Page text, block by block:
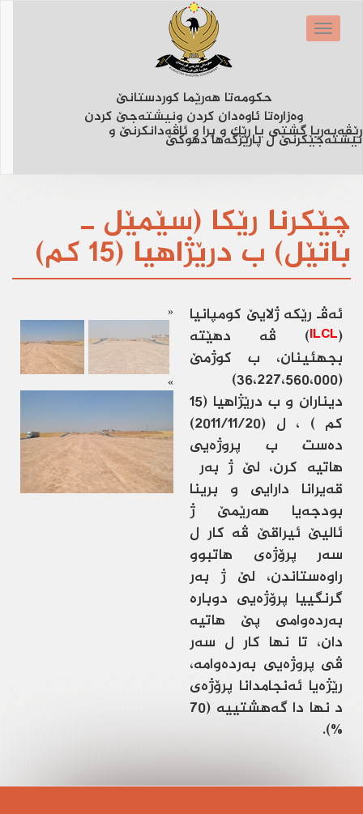
حكومه‌تا هه‌رێما كوردستانێ
وه‌زاره‌تا ئاوه‌دان كردن ونیشته‌جێ كردن
رێڤەبەریا گشتی یا رێک و پرا و ئاڤەدانکرنێ و
نیشتەجێکرنێ ل پارێزگەها دهوکێ
Toggle
چێكرنا رێكا (سێمێل ــ
باتێل) ب درێژاهیا (15 كم)
ئه‌ڤـ رێكه‌ ژلایێ كومپانیا
(
ILCL) ڤه‌ دهێته‌
بجهئینان، ب كوژمێ
(36،227،560،000)
دیناران و ب درێژاهیا (15
كم ) ، ل (2011/11/20)
ده‌ست ب پروژه‌یی
هاتیه‌ كرن، لێ ژ به‌ر
قه‌يرانا دارايى و برينا
بودجه‌يا هه‌رێمێ ژ
ئاليێ ئيراقێ ڤه‌ كار ل
سه‌ر پرۆژه‌ى هاتبوو
راوه‌ستاندن، لێ ژ به‌ر
گرنگييا پرۆژه‌يى دوباره‌
به‌رده‌وامى پێ هاتيه‌
دان، تا نها كار ل سه‌ر
ڤی پروژه‌یی به‌رده‌وامه‌،
رێژه‌يا ئه‌نجامدانا پرۆژه‌ى
د نها دا گه‌هشتييه‌ (70
%).
«
»